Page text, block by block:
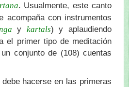
. Usualmente, este canto
acompaña con instrumentos
y kartals) y aplaudiendo
el primer tipo de meditación
conjunto de (108) cuentas
debe hacerse en las primeras